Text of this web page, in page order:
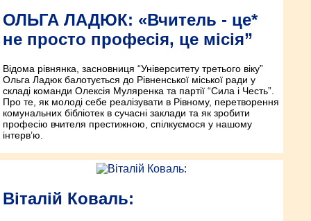
ОЛЬГА ЛАДЮК: «Вчитель - це*
не просто професія, це місія”
Відома рівнянка, засновниця “Університету третього віку”
Ольга Ладюк балотується до Рівненської міської ради у
складі команди Олексія Муляренка та партії “Сила і Честь”.
Про те, як молоді себе реалізувати в Рівному, перетворення
комунальних бібліотек в сучасні заклади та як зробити
професію вчителя престижною, спілкуємося у нашому
інтерв’ю.
Віталій Коваль: